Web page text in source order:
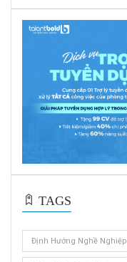
TAGS
Định Hướng Nghề Nghiệp